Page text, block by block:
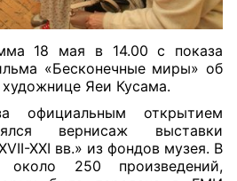
18 мая в 14.00 с показа
«Бесконечные миры» об
Яеи Кусама.
официальным открытием
вернисаж выставки
XXI вв.» из фондов музея. В
250 произведений,